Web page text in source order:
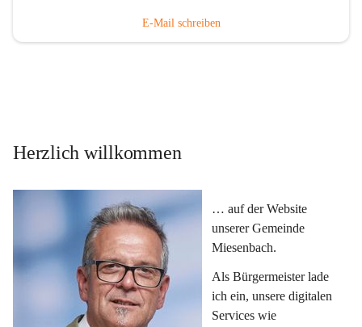
E-Mail schreiben
Herzlich willkommen
… auf der Website
unserer Gemeinde
Miesenbach.
Als Bürgermeister lade
ich ein, unsere digitalen
Services wie